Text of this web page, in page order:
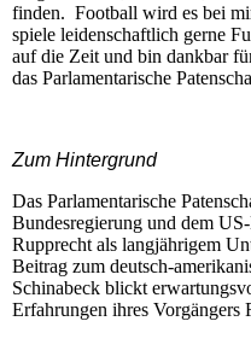
finden. Football wird es bei
spiele leidenschaftlich gerne
auf die Zeit und bin dankbar
das Parlamentarische
Zum Hintergrund
Das Parlamentarische
Bundesregierung und dem
Rupprecht als langjährigem
Beitrag zum deutsch-
Schinabeck blickt
Erfahrungen ihres Vorgängers